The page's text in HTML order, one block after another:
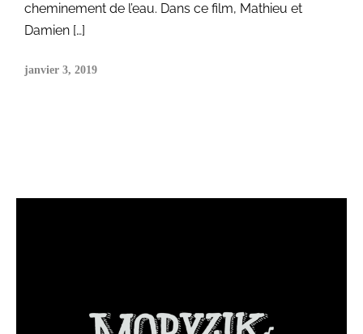
cheminement de l’eau. Dans ce film, Mathieu et
Damien […]
janvier 3, 2019